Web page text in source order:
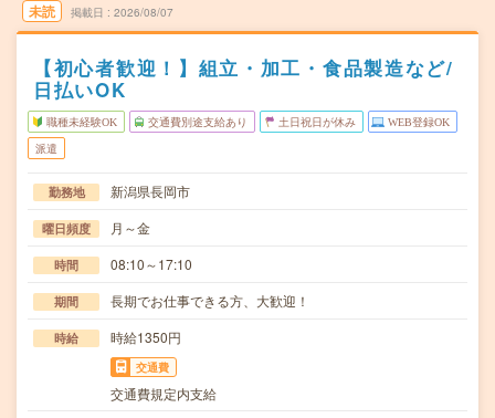
未読 掲載日 2026/08/07
【初心者歓迎！】組立・加工・食品製造など/
日払いOK
職種未経験OK 交通費別途支給あり 土日祝日が休み WEB登録OK
派遣
勤務地 新潟県長岡市
曜日頻度 月～金
時間 08:10～17:10
期間 長期でお仕事できる方、大歓迎！
時給 時給1350円
交通費
交通費規定内支給